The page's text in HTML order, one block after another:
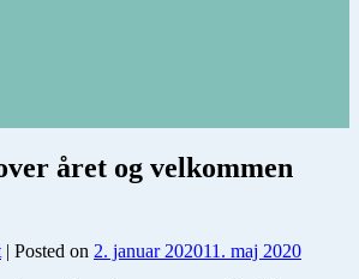
året og velkommen
| Posted on 2. januar 202011. maj 2020